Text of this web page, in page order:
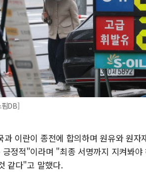
핌DB]
이란이 종전에 합의하며 원유와 원자
정적"이라며 "최종 서명까지 지켜봐
같다"고 말했다.